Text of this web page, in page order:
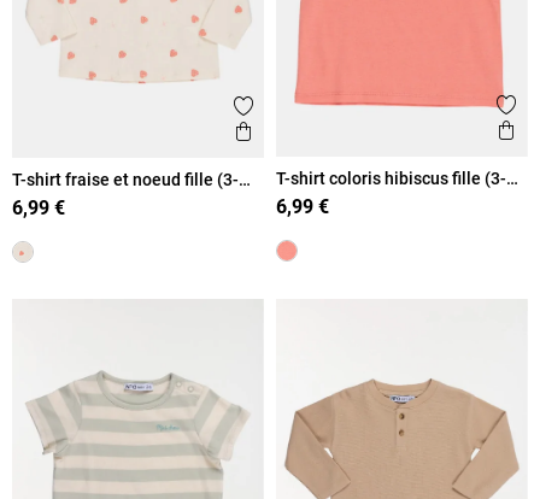
Ajouter aux favoris
Aperçu rapide
T-shirt fraise et noeud fille (3-
36M)
6,99 €
T-shirt coloris hibiscus fille (3-
36M)
6,99 €